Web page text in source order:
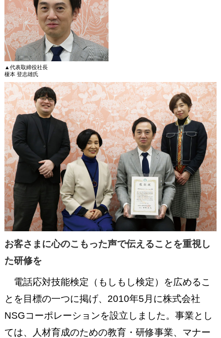
▲代表取締役社長
榎本 登志雄氏
お客さまに心のこもった声で伝えることを重視し
た研修を
電話応対技能検定（もしもし検定）を広めるこ
とを目標の一つに掲げ、2010年5月に株式会社
NSGコーポレーションを設立しました。事業とし
ては、人材育成のための教育・研修事業、マナー